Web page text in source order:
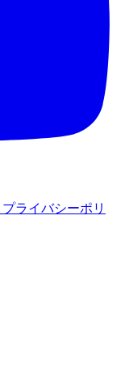
プライバシーポリ